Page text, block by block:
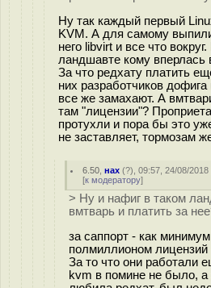
Ну так каждый первый
KVM. А для самому
него libvirt и все что
ландшавте кому вперлась
За что редхату платить
них разработчиков
все же замахают. А
там "лицензии"?
протухли и пора бы это
не заставляет, тормозам
6.50 ,нах (?), 09:57, 24/08/2018
[к модератору]
> Ну и нафиг в таком
вмтварь и платить за
за саппорт - как
полмиллионом лицензий
За то что они работали
kvm в помине не было, а